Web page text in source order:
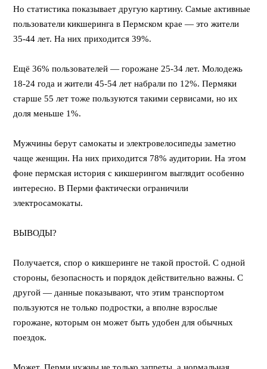
Но статистика показывает другую картину. Самые активные
пользователи кикшеринга в Пермском крае — это жители
35-44 лет. На них приходится 39%.
Ещё 36% пользователей — горожане 25-34 лет. Молодежь
18-24 года и жители 45-54 лет набрали по 12%. Пермяки
старше 55 лет тоже пользуются такими сервисами, но их
доля меньше 1%.
Мужчины берут самокаты и электровелосипеды заметно
чаще женщин. На них приходится 78% аудитории. На этом
фоне пермская история с кикшерингом выглядит особенно
интересно. В Перми фактически ограничили
электросамокаты.
ВЫВОДЫ?
Получается, спор о кикшеринге не такой простой. С одной
стороны, безопасность и порядок действительно важны. С
другой — данные показывают, что этим транспортом
пользуются не только подростки, а вполне взрослые
горожане, которым он может быть удобен для обычных
поездок.